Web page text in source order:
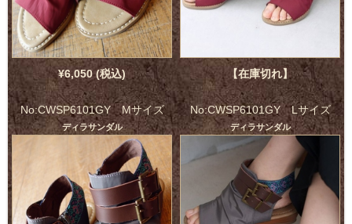
¥6,050 (税込) 【在庫切れ】
No:CWSP6101GY Mサイズ
ディラサンダル
No:CWSP6101GY Lサイズ
ディラサンダル